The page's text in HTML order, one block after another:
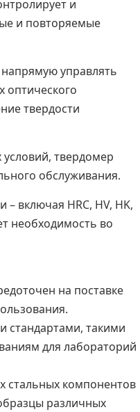
и
и повторяемые
управлять
твердости
твердомер
обслуживания.
– включая HRC, HV, HK,
необходимость во
на поставке
стандартами, такими
для лабораторий
стальных компонентов
различных